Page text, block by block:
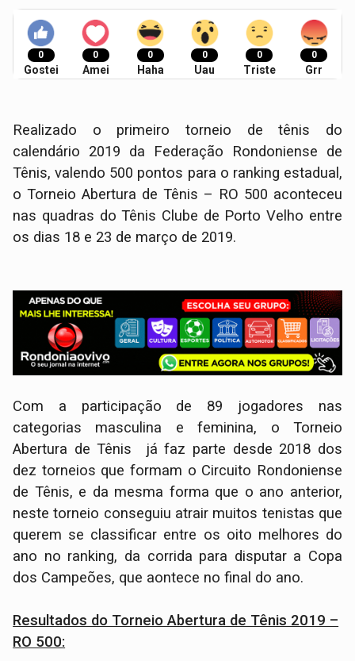
0
Gostei
0
Amei
0
Haha
0
Uau
0
Triste
0
Grr
Realizado o primeiro torneio de tênis do
calendário 2019 da Federação Rondoniense de
Tênis, valendo 500 pontos para o ranking estadual,
o Torneio Abertura de Tênis – RO 500 aconteceu
nas quadras do Tênis Clube de Porto Velho entre
os dias 18 e 23 de março de 2019.
Com a participação de 89 jogadores nas
categorias masculina e feminina, o Torneio
Abertura de Tênis já faz parte desde 2018 dos
dez torneios que formam o Circuito Rondoniense
de Tênis, e da mesma forma que o ano anterior,
neste torneio conseguiu atrair muitos tenistas que
querem se classificar entre os oito melhores do
ano no ranking, da corrida para disputar a Copa
dos Campeões, que aontece no final do ano.
Resultados do Torneio Abertura de Tênis 2019 –
RO 500: